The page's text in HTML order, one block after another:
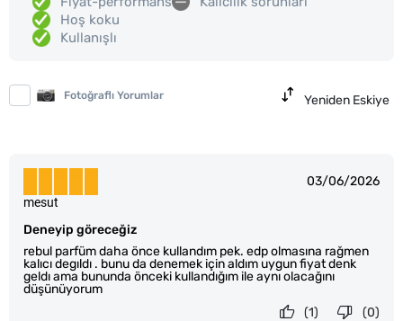
Hoş koku
Kullanışlı
Fotoğraflı Yorumlar Yeniden Eskiye
03/06/2026
Deneyip göreceğiz
rebul parfüm daha önce kullandım pek. edp olmasına rağmen
kalıcı degıldı . bunu da denemek için aldım uygun fiyat denk
geldı ama bununda önceki kullandığım ile aynı olacağını
düşünüyorum
mesut
(0)
(1)